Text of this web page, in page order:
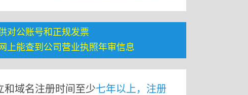
对公账号和正规发票
上能查到公司营业执照年审信息
和域名注册时间至少七年以上，注册